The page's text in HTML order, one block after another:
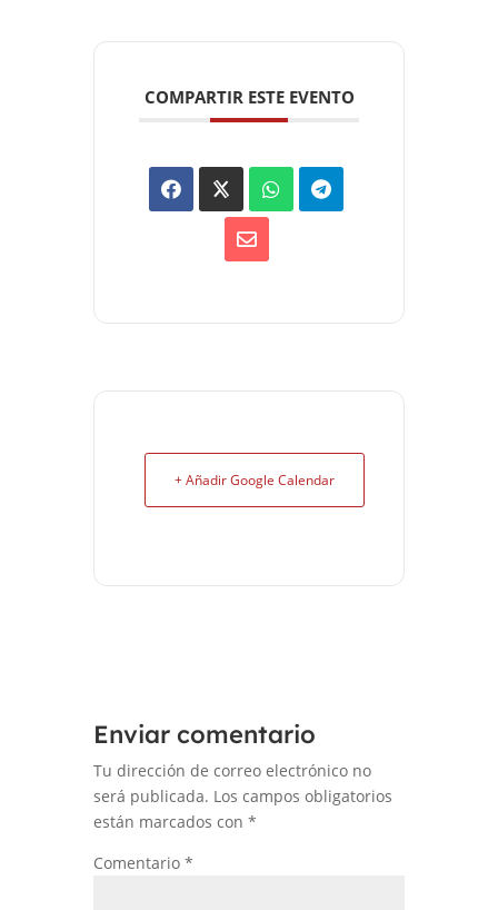
COMPARTIR ESTE EVENTO
+ Añadir Google Calendar
Enviar comentario
Tu dirección de correo electrónico no
será publicada. Los campos obligatorios
están marcados con *
Comentario *